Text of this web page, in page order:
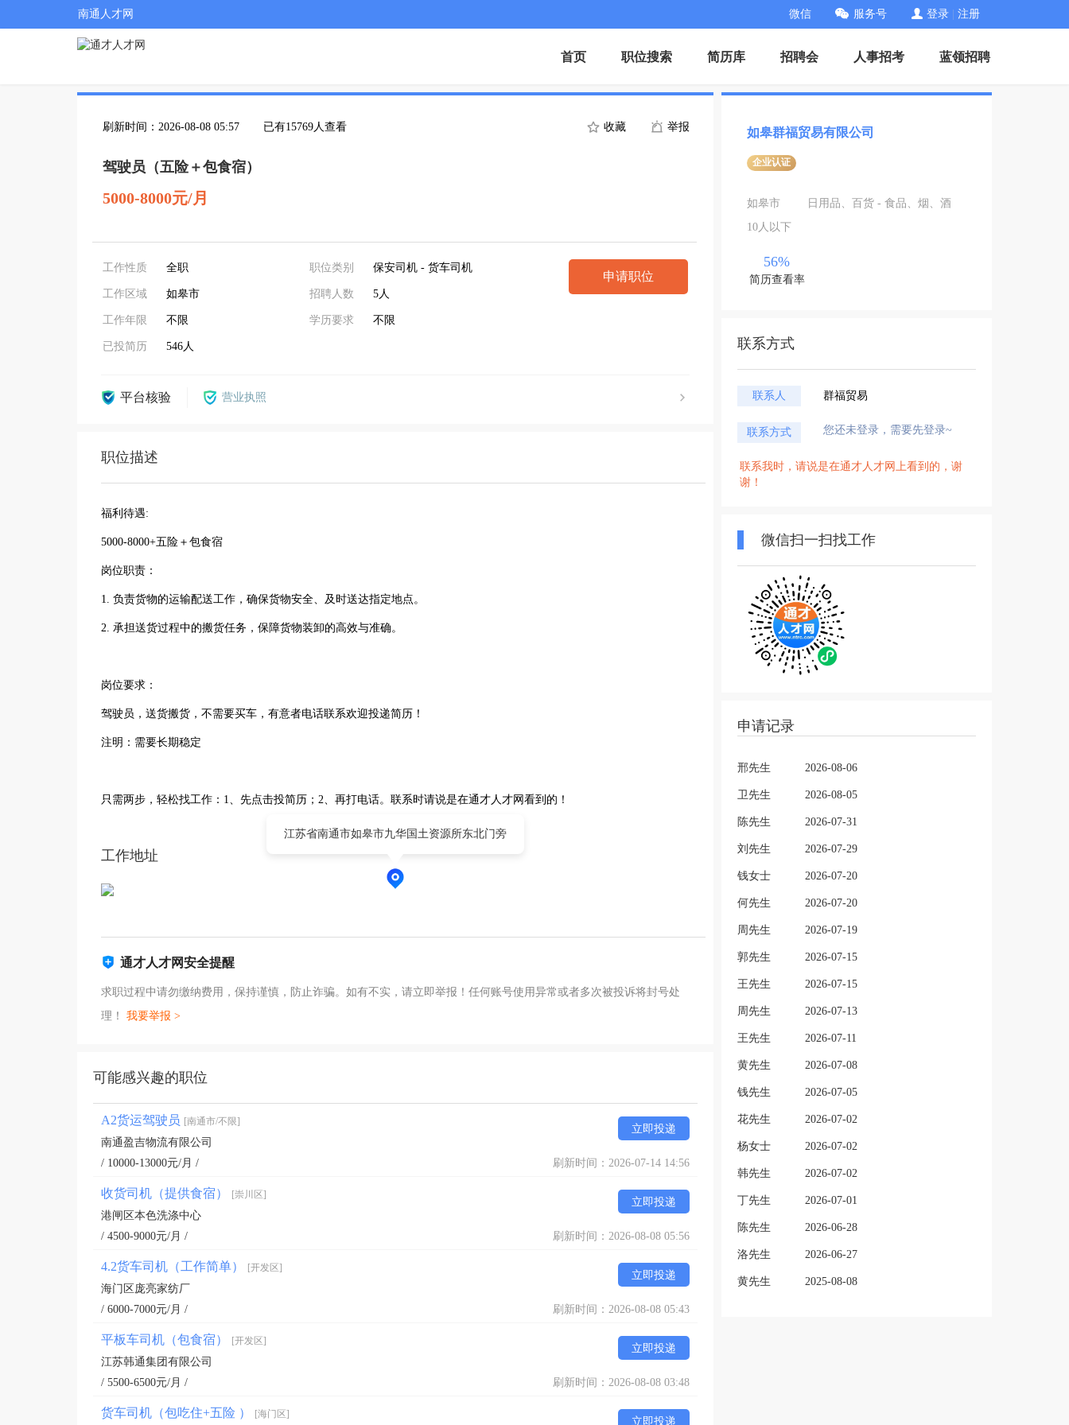
南通人才网 微信 服务号 登录 注册
首页 职位搜索 简历库 招聘会 人事招考 蓝领招聘
刷新时间：2026-08-08 05:57 已有15769人查看 收藏 举报
驾驶员（五险＋包食宿）
5000-8000元/月
工作性质 全职
工作区域 如皋市
工作年限 不限
已投简历 546人
职位类别 保安司机 - 货车司机
招聘人数 5人
学历要求 不限
申请职位
平台核验 营业执照
职位描述
福利待遇:
5000-8000+五险＋包食宿
岗位职责：
1. 负责货物的运输配送工作，确保货物安全、及时送达指定地点。
2. 承担送货过程中的搬货任务，保障货物装卸的高效与准确。
岗位要求：
驾驶员，送货搬货，不需要买车，有意者电话联系欢迎投递简历！
注明：需要长期稳定
只需两步，轻松找工作：1、先点击投简历；2、再打电话。联系时请说是在通才人才网看到的！
工作地址
江苏省南通市如皋市九华国土资源所东北门旁
通才人才网安全提醒
求职过程中请勿缴纳费用，保持谨慎，防止诈骗。如有不实，请立即举报！任何账号使用异常或者多次被投诉将封号处
理！ 我要举报 >
可能感兴趣的职位
A2货运驾驶员 [南通市/不限]
立即投递
南通盈吉物流有限公司
/ 10000-13000元/月 /
刷新时间：2026-07-14 14:56
收货司机（提供食宿） [崇川区]
立即投递
港闸区本色洗涤中心
/ 4500-9000元/月 /
刷新时间：2026-08-08 05:56
4.2货车司机（工作简单） [开发区]
立即投递
海门区庞亮家纺厂
/ 6000-7000元/月 /
刷新时间：2026-08-08 05:43
平板车司机（包食宿） [开发区]
立即投递
江苏韩通集团有限公司
/ 5500-6500元/月 /
刷新时间：2026-08-08 03:48
货车司机（包吃住+五险 ） [海门区]
立即投递
如皋群福贸易有限公司
企业认证
如皋市
日用品、百货 - 食品、烟、酒
10人以下
56%
简历查看率
联系方式
联系人 群福贸易
联系方式 您还未登录，需要先登录~
联系我时，请说是在通才人才网上看到的，谢
谢！
微信扫一扫找工作
申请记录
邢先生 2026-08-06
卫先生 2026-08-05
陈先生 2026-07-31
刘先生 2026-07-29
钱女士 2026-07-20
何先生 2026-07-20
周先生 2026-07-19
郭先生 2026-07-15
王先生 2026-07-15
周先生 2026-07-13
王先生 2026-07-11
黄先生 2026-07-08
钱先生 2026-07-05
花先生 2026-07-02
杨女士 2026-07-02
韩先生 2026-07-02
丁先生 2026-07-01
陈先生 2026-06-28
洛先生 2026-06-27
黄先生 2025-08-08